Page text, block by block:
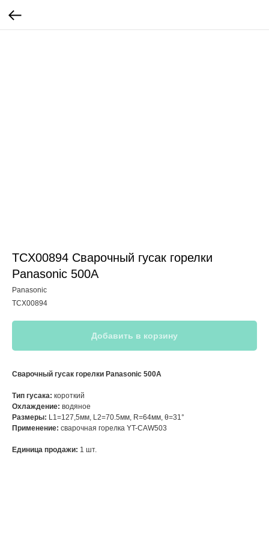
TCX00894 Сварочный гусак горелки
Panasonic 500A
Panasonic
TCX00894
Добавить в корзину
Сварочный гусак горелки Panasonic 500А
Тип гусака: короткий
Охлаждение: водяное
Размеры: L1=127,5мм, L2=70.5мм, R=64мм, θ=31°
Применение: сварочная горелка YT-CAW503
Единица продажи: 1 шт.